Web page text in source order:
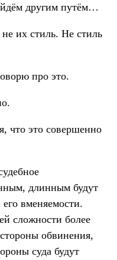
другим путём…
их стиль. Не стиль
про это.
что это совершенно
длинным будут
вменяемости.
сложности более
обвинения,
суда будут